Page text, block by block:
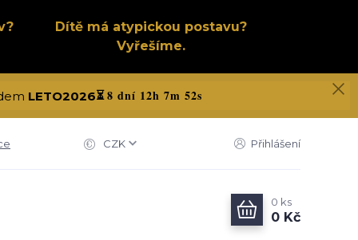
Dítě má atypickou postavu?
Vyřešíme.
LETO2026⏳8 dní 12h 7m 51s
CZK Přihlášení
0 ks
0 Kč